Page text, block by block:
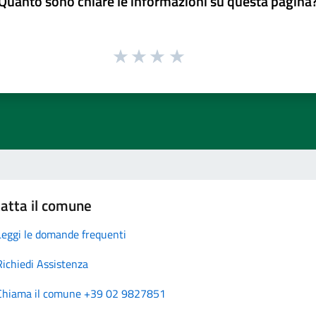
il comune
le domande frequenti
Assistenza
il comune +39 02 9827851